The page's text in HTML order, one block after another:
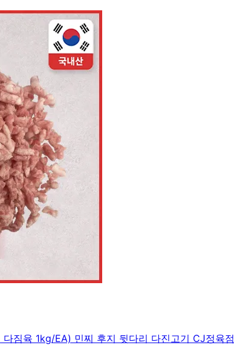
짐육 1kg/EA) 민찌 후지 뒷다리 다진고기 CJ정육점